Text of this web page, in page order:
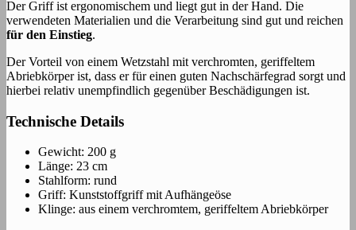
Der Griff ist ergonomischem und liegt gut in der Hand. Die
verwendeten Materialien und die Verarbeitung sind gut und reichen
für den Einstieg.
Der Vorteil von einem Wetzstahl mit verchromten, geriffeltem
Abriebkörper ist, dass er für einen guten Nachschärfegrad sorgt und
hierbei relativ unempfindlich gegenüber Beschädigungen ist.
Technische Details
Gewicht: 200 g
Länge: 23 cm
Stahlform: rund
Griff: Kunststoffgriff mit Aufhängeöse
Klinge: aus einem verchromtem, geriffeltem Abriebkörper